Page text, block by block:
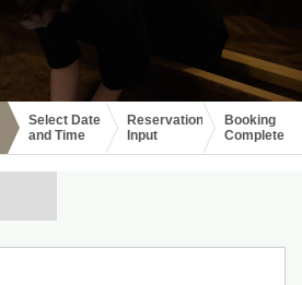
Select Date
and Time
Reservation
Input
Booking
Complete